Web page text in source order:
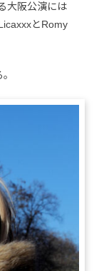
大阪公演には
とRomy